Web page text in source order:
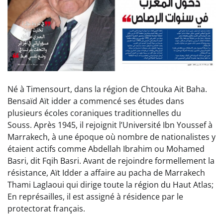
Né à Timensourt, dans la région de Chtouka Ait Baha.
Bensaïd Aït idder a commencé ses études dans
plusieurs écoles coraniques traditionnelles du
Souss. Après 1945, il rejoignit l’Université Ibn Youssef à
Marrakech, à une époque où nombre de nationalistes y
étaient actifs comme Abdellah Ibrahim ou Mohamed
Basri, dit Fqih Basri. Avant de rejoindre formellement la
résistance, Aït Idder a affaire au pacha de Marrakech
Thami Laglaoui qui dirige toute la région du Haut Atlas;
En représailles, il est assigné à résidence par le
protectorat français.